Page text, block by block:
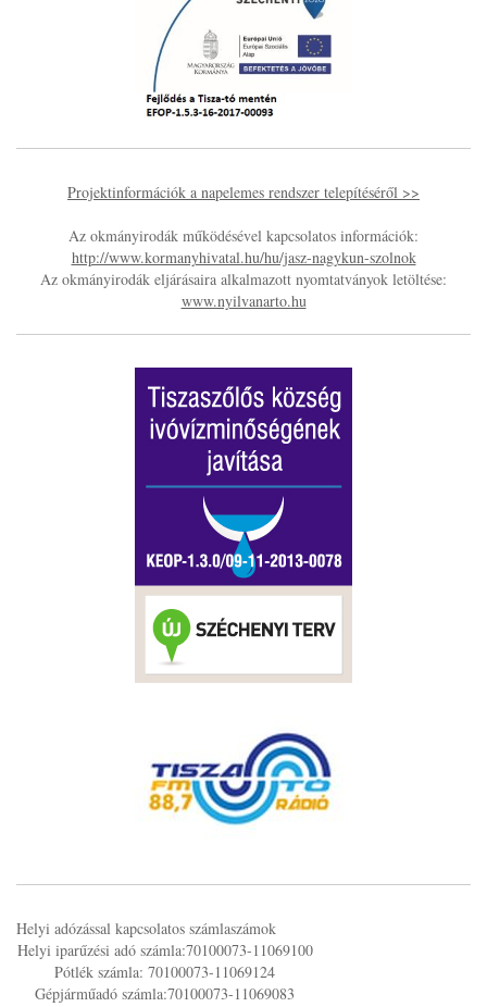
Projektinformációk a napelemes rendszer telepítéséről >>
Az okmányirodák működésével kapcsolatos információk:
http://www.kormanyhivatal.hu/hu/jasz-nagykun-szolnok
Az okmányirodák eljárásaira alkalmazott nyomtatványok letöltése:
www.nyilvanarto.hu
Helyi adózással kapcsolatos számlaszámok
Helyi iparűzési adó számla:70100073-11069100
Pótlék számla: 70100073-11069124
Gépjárműadó számla:70100073-11069083